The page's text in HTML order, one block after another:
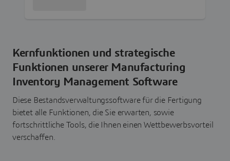
Kernfunktionen und strategische
Funktionen unserer Manufacturing
Inventory Management Software
Diese Bestandsverwaltungssoftware für die Fertigung
bietet alle Funktionen, die Sie erwarten, sowie
fortschrittliche Tools, die Ihnen einen Wettbewerbsvorteil
verschaffen.